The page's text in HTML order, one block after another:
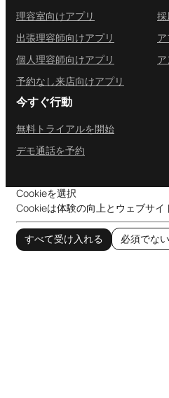
理容室向けアプリ
出張理容師向けアプリ
個人理容師向けアプリ
予約なし来店向けアプリ
今すぐ行動
無料トライアルを開始
デモ通話を予約
Cookieを選択
Cookieは体験の向上とウェブサ
すべて受け入れる
必須でな